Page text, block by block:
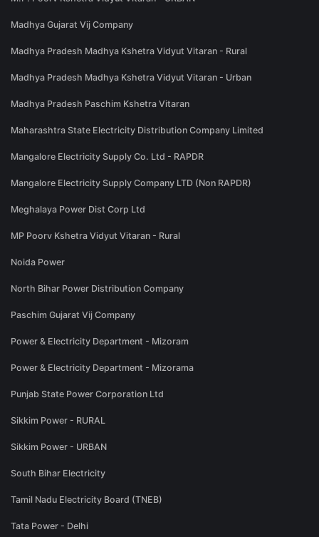
Madhya Gujarat Vij Company
Madhya Pradesh Madhya Kshetra Vidyut Vitaran - Rural
Madhya Pradesh Madhya Kshetra Vidyut Vitaran - Urban
Madhya Pradesh Paschim Kshetra Vitaran
Maharashtra State Electricity Distribution Company Limited
Mangalore Electricity Supply Co. Ltd - RAPDR
Mangalore Electricity Supply Company LTD (Non RAPDR)
Meghalaya Power Dist Corp Ltd
MP Poorv Kshetra Vidyut Vitaran - Rural
Noida Power
North Bihar Power Distribution Company
Paschim Gujarat Vij Company
Power & Electricity Department - Mizoram
Power & Electricity Department - Mizorama
Punjab State Power Corporation Ltd
Sikkim Power - RURAL
Sikkim Power - URBAN
South Bihar Electricity
Tamil Nadu Electricity Board (TNEB)
Tata Power - Delhi